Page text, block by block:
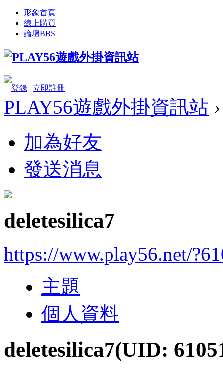
形象首頁
線上購買
論壇BBS
登錄 | 立即註冊
PLAY56遊戲外掛資訊站 ›
加為好友
發送消息
deletesilica7
https://www.play56.net/
主題
個人資料
deletesilica7(UID: